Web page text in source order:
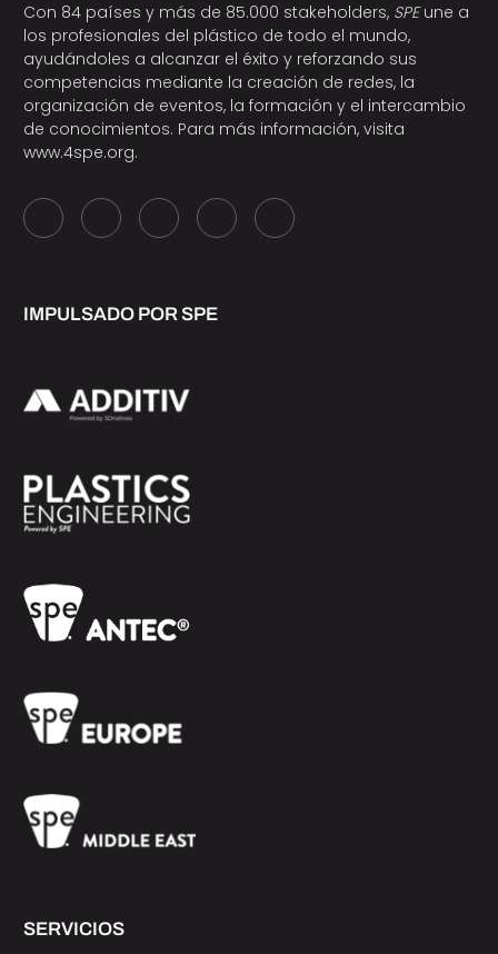
Con 84 países y más de 85.000 stakeholders, SPEune a
los profesionales del plástico de todo el mundo,
ayudándoles a alcanzar el éxito y reforzando sus
competencias mediante la creación de redes, la
organización de eventos, la formación y el intercambio
de conocimientos. Para más información, visita
www.4spe.org.
IMPULSADO POR SPE
SERVICIOS